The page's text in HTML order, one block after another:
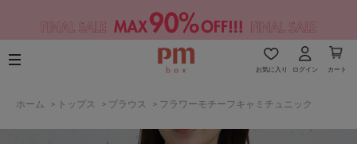
お気に入り ログイン カート
ホーム > トップス > ブラウス > フラワーモチーフキャミチュニック